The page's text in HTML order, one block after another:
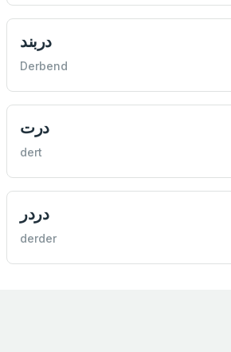
دربند
Derbend
درت
dert
دردر
derder